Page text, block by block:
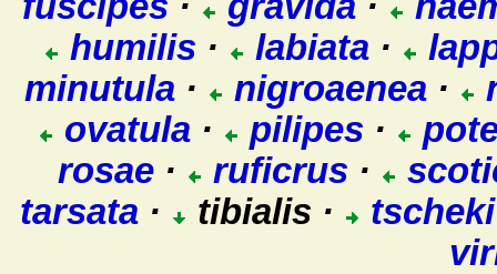
humilis · labiata·
minutula· nigroaenea·
ovatula · pilipes ·
rosae · ruficrus ·
tarsata · tibialis · tscheki